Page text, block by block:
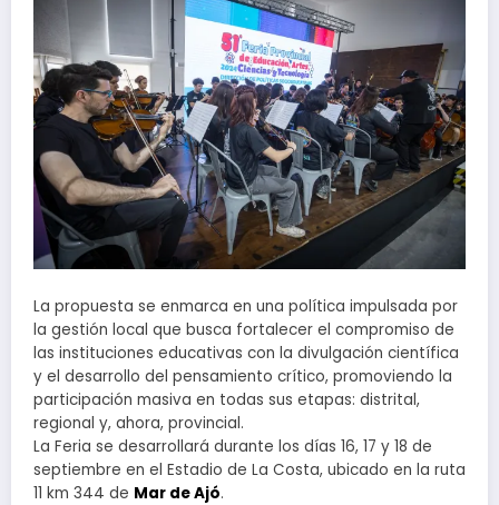
La propuesta se enmarca en una política impulsada por
la gestión local que busca fortalecer el compromiso de
las instituciones educativas con la divulgación científica
y el desarrollo del pensamiento crítico, promoviendo la
participación masiva en todas sus etapas: distrital,
regional y, ahora, provincial.
La Feria se desarrollará durante los días 16, 17 y 18 de
septiembre en el Estadio de La Costa, ubicado en la ruta
11 km 344 de Mar de Ajó.